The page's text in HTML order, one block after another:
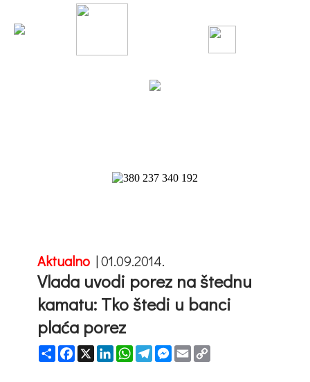
Aktualno |01.09.2014.
Vlada uvodi porez na štednu
kamatu: Tko štedi u banci
plaća porez
ShareFacebook
X LinkedInWhatsApp
TelegramMessenger
Email